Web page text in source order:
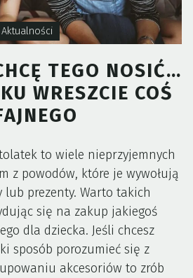
Aktualności
TEGO NOSIĆ…
WRESZCIE COŚ
to wiele nieprzyjemnych
z powodów, które je wywołują
prezenty. Warto takich
się na zakup jakiegoś
dla dziecka. Jeśli chcesz
sposób porozumieć się z
akcesoriów to zrób